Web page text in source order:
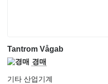
Tantrom Vågab
경매
기타 산업기계